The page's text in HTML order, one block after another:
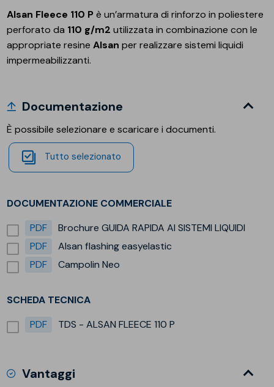
Alsan Fleece 110 Pè un’armatura di rinforzo in poliestere
perforato da 110 g/m2 utilizzata in combinazione con le
appropriate resine Alsan per realizzare sistemi liquidi
impermeabilizzanti.
Documentazione
È possibile selezionare e scaricare i documenti.
Tutto selezionato
DOCUMENTAZIONE COMMERCIALE
PDF
Brochure GUIDA RAPIDA AI SISTEMI LIQUIDI
PDF
Alsan flashing easyelastic
PDF
Campolin Neo
SCHEDA TECNICA
PDF
TDS - ALSAN FLEECE 110 P
Vantaggi